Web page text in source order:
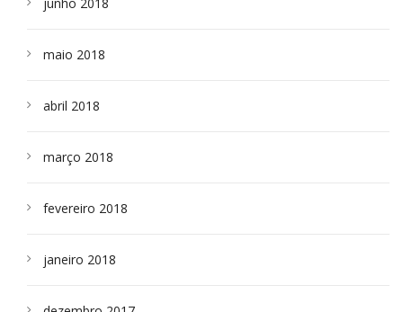
maio 2018
abril 2018
março 2018
fevereiro 2018
janeiro 2018